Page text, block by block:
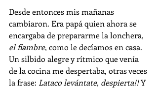
Desde entonces mis mañanas
cambiaron. Era papá quien ahora se
encargaba de prepararme la lonchera,
el fiambre, como le decíamos en casa.
Un silbido alegre y rítmico que venía
de la cocina me despertaba, otras veces
la frase: Lataco levántate, despierta!! Y